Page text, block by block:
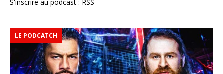
S'inscrire au podcast : RSS
LE PODCATCH